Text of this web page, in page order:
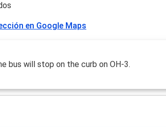
en Google Maps
bus will stop on the curb on OH-3.